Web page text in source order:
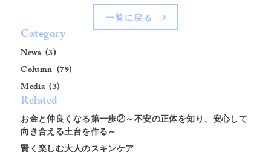
一覧に戻る
Category
News
Column
Media
Related
お金と仲良くなる第一歩②～不安の正体を知り、安心して
向き合える土台を作る～